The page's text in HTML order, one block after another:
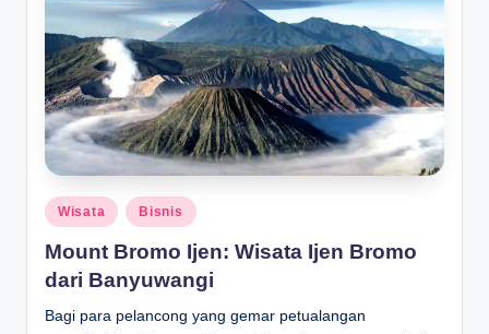
Posted
in
Wisata Bisnis
Mount Bromo Ijen: Wisata Ijen Bromo
dari Banyuwangi
Bagi para pelancong yang gemar petualangan